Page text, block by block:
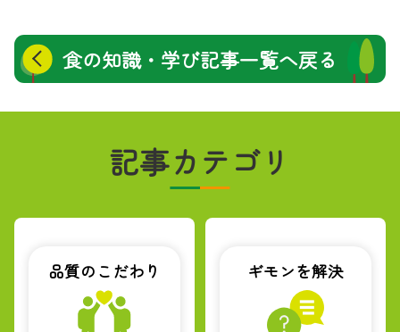
食の知識・学び記事一覧へ戻る
記事カテゴリ
品質のこだわり ギモンを解決